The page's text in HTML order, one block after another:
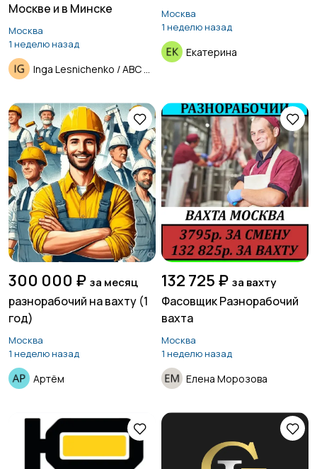
Москве и в Минске
Москва
1 неделю назад
Москва
1 неделю назад
Екатерина
300 000 ₽ за месяц
разнорабочий на вахту (1
год)
Москва
1 неделю назад
Артём
132 725 ₽ за вахту
Фасовщик Разнорабочий
вахта
Москва
1 неделю назад
Елена Морозова